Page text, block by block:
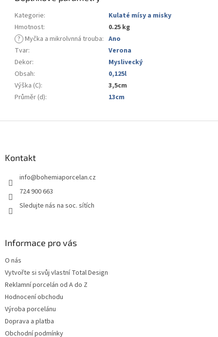
Kategorie:
Kulaté mísy a misky
Hmotnost:
0.25 kg
? Myčka a mikrolvnná trouba: Ano
Tvar:
Verona
Dekor:
Myslivecký
Obsah:
0,125l
Výška (C):
3,5cm
Průměr (d): 13cm
Kontakt
info@bohemiaporcelan.cz
724 900 663
Sledujte nás na soc. sítích
Informace pro vás
O nás
Vytvořte si svůj vlastní Total Design
Reklamní porcelán od A do Z
Hodnocení obchodu
Výroba porcelánu
Doprava a platba
Obchodní podmínky